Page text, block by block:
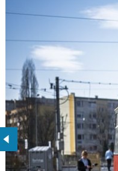
Przejdź do poprzedniego